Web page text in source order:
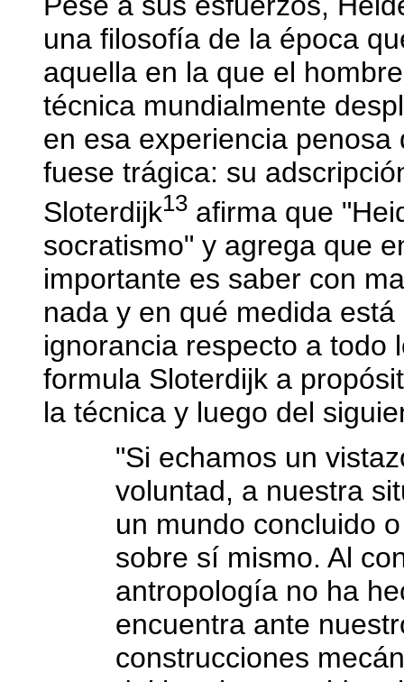
una filosofía de la época
aquella en la que el
técnica mundialmente
en esa experiencia
fuese trágica: su
Sloterdijk13 afirma que
socratismo" y agrega que
importante es saber con
nada y en qué medida
ignorancia respecto a todo
formula Sloterdijk a
la técnica y luego del
"Si echamos un
voluntad, a nuestra
un mundo concluido
sobre sí mismo. Al
antropología no ha
encuentra ante
construcciones